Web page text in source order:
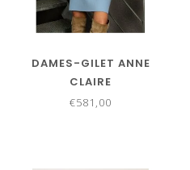
DAMES-GILET ANNE
CLAIRE
€581,00